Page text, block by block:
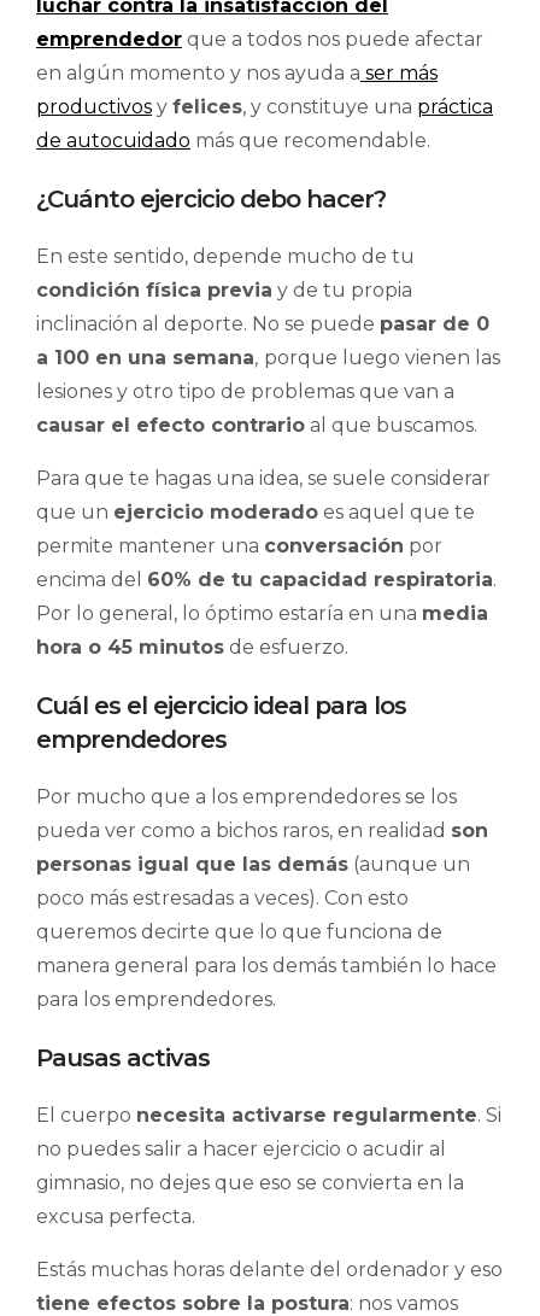
luchar contra la insatisfacción del
emprendedor que a todos nos puede afectar
en algún momento y nos ayuda a ser más
productivos y felices, y constituye una práctica
de autocuidado más que recomendable.
¿Cuánto ejercicio debo hacer?
En este sentido, depende mucho de tu
condición física previa y de tu propia
inclinación al deporte. No se puede pasar de 0
a 100 en una semana, porque luego vienen las
lesiones y otro tipo de problemas que van a
causar el efecto contrario al que buscamos.
Para que te hagas una idea, se suele considerar
que un ejercicio moderado es aquel que te
permite mantener una conversación por
encima del 60% de tu capacidad respiratoria.
Por lo general, lo óptimo estaría en una media
hora o 45 minutos de esfuerzo.
Cuál es el ejercicio ideal para los
emprendedores
Por mucho que a los emprendedores se los
pueda ver como a bichos raros, en realidad son
personas igual que las demás (aunque un
poco más estresadas a veces). Con esto
queremos decirte que lo que funciona de
manera general para los demás también lo hace
para los emprendedores.
Pausas activas
El cuerpo necesita activarse regularmente. Si
no puedes salir a hacer ejercicio o acudir al
gimnasio, no dejes que eso se convierta en la
excusa perfecta.
Estás muchas horas delante del ordenador y eso
tiene efectos sobre la postura: nos vamos